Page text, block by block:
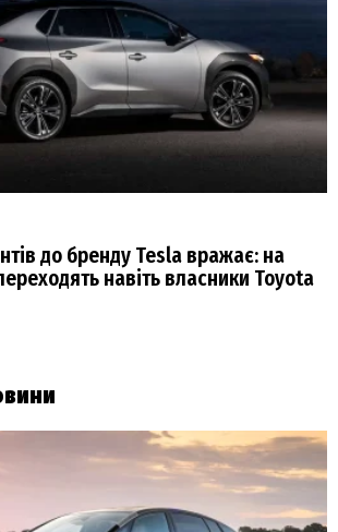
до бренду Tesla вражає: на
навіть власники Toyota